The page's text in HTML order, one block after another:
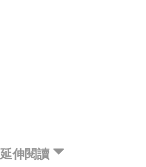
延伸閱讀